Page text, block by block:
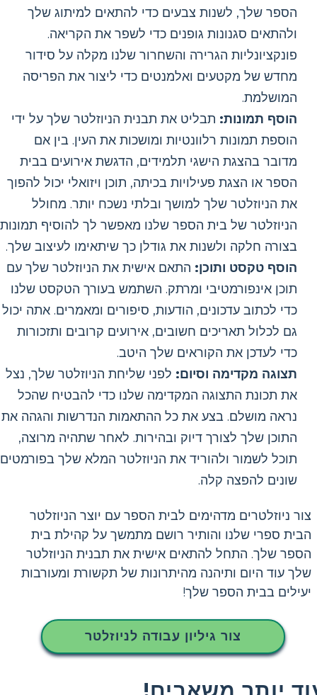
הספר שלך, לשנות צבעים כדי להתאים למיתוג שלך
ולהתאים סגנונות גופנים כדי לשפר את הקריאה.
פונקציונליות הגרירה והשחרור שלנו מקלה על סידור
מחדש של מקטעים ואלמנטים כדי ליצור את הפריסה
המושלמת.
הוסף תמונות: תבליט את תבנית הניוזלטר שלך על ידי
הוספת תמונות רלוונטיות ומושכות את העין. בין אם
מדובר בהצגת הישגי תלמידים, הדגשת אירועים בבית
הספר או הצגת פעילויות בכיתה, תוכן ויזואלי יכול להפוך
את הניוזלטר שלך למושך ובלתי נשכח יותר. מחולל
הניוזלטר של בית הספר שלנו מאפשר לך להוסיף תמונות
בצורה חלקה ולשנות את גודלן כך שיתאימו לעיצוב שלך.
הוסף טקסט ותוכן: התאם אישית את הניוזלטר שלך עם
תוכן אינפורמטיבי ומרתק. השתמש בעורך הטקסט שלנו
כדי לכתוב עדכונים, הודעות, סיפורים ומאמרים. אתה יכול
גם לכלול תאריכים חשובים, אירועים קרובים ותזכורות
כדי לעדכן את הקוראים שלך היטב.
תצוגה מקדימה וסיום: לפני שליחת הניוזלטר שלך, נצל
את תכונת התצוגה המקדימה שלנו כדי להבטיח שהכל
נראה מושלם. בצע את כל ההתאמות הנדרשות והגהה את
התוכן שלך לצורך דיוק ובהירות. לאחר שתהיה מרוצה,
תוכל לשמור ולהוריד את הניוזלטר המלא שלך בפורמטים
שונים להפצה קלה.
צור ניוזלטרים מדהימים לבית הספר עם יוצר הניוזלטר
הבית ספרי שלנו והותיר רושם מתמשך על קהילת בית
הספר שלך. התחל להתאים אישית את תבנית הניוזלטר
שלך עוד היום ותיהנה מהיתרונות של תקשורת ומעורבות
יעילים בבית הספר שלך!
צור גיליון עבודה לניוזלטר